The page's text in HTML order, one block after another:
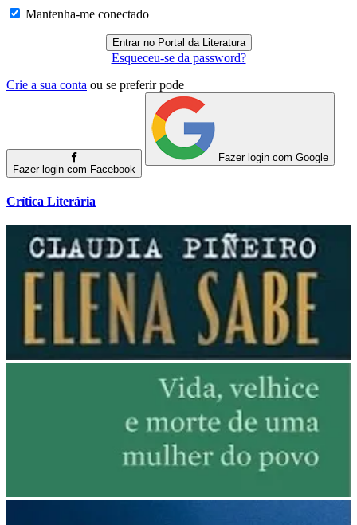
Mantenha-me conectado
Esqueceu-se da password?
Crie a sua conta ou se preferir pode
Fazer login com Facebook
Fazer login com Google
Crítica Literária